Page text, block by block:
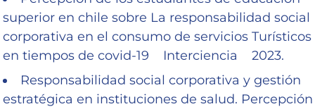
superior en chile sobre La responsabilidad social
corporativa en el consumo de servicios Turísticos
en tiempos de covid-19 Interciencia 2023.
Responsabilidad social corporativa y gestión
estratégica en instituciones de salud. Percepción